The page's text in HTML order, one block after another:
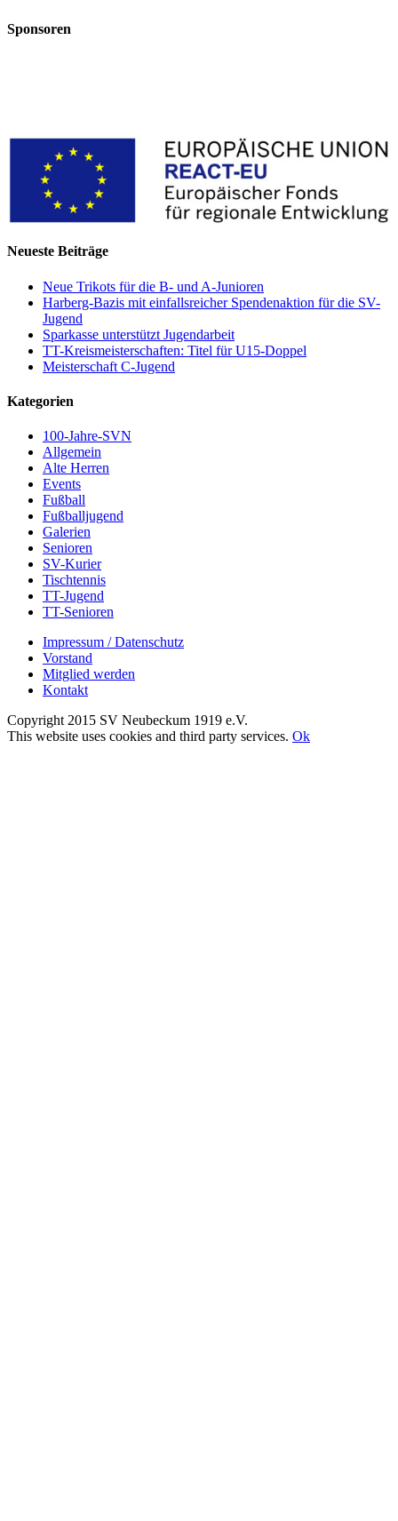
Sponsoren
Neueste Beiträge
Neue Trikots für die B- und A-Junioren
Harberg-Bazis mit einfallsreicher Spendenaktion für die SV-
Jugend
Sparkasse unterstützt Jugendarbeit
TT-Kreismeisterschaften: Titel für U15-Doppel
Meisterschaft C-Jugend
Kategorien
100-Jahre-SVN
Allgemein
Alte Herren
Events
Fußball
Fußballjugend
Galerien
Senioren
SV-Kurier
Tischtennis
TT-Jugend
TT-Senioren
Impressum / Datenschutz
Vorstand
Mitglied werden
Kontakt
Copyright 2015 SV Neubeckum 1919 e.V.
Facebook
E-
Toggle
This website uses cookies and third party services. Ok